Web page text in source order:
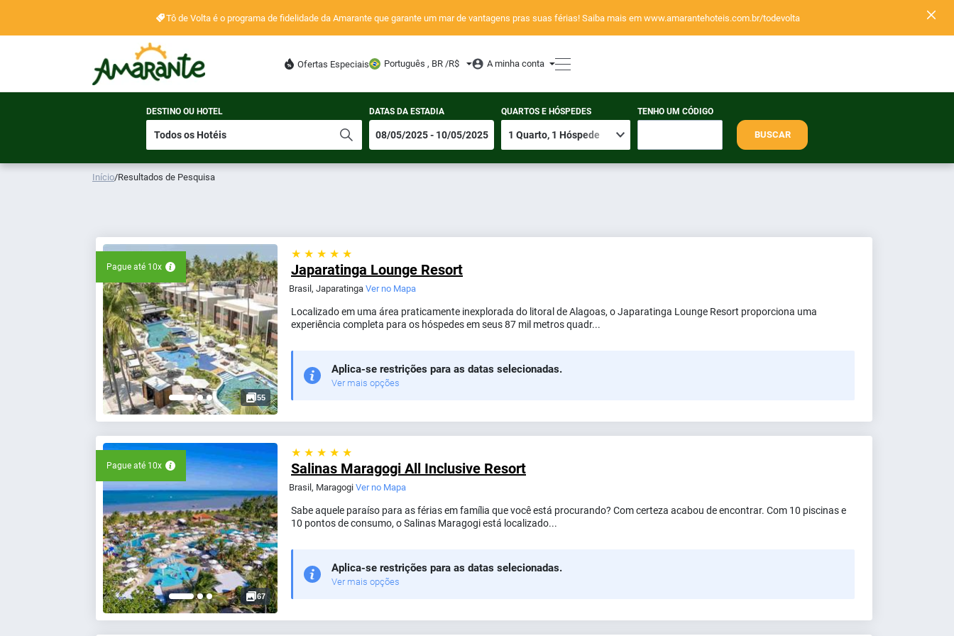
Tô de Volta é o programa de fidelidade da Amarante que garante um mar de vantagens pras suas férias! Saiba mais em www.amarantehoteis.com.br/todevolta
Ofertas Especiais Português , BR /R$ A minha conta
DESTINO OU HOTEL DATAS DA ESTADIA QUARTOS E HÓSPEDES TENHO UM CÓDIGO
BUSCAR
Início/Resultados de Pesquisa
Pague até 10x
55
★ ★ ★ ★ ★
Japaratinga Lounge Resort
Brasil, Japaratinga Ver no Mapa
Localizado em uma área praticamente inexplorada do litoral de Alagoas, o Japaratinga Lounge Resort proporciona uma
experiência completa para os hóspedes em seus 87 mil metros quadr...
Aplica-se restrições para as datas selecionadas.
Ver mais opções
Pague até 10x
67
★ ★ ★ ★ ★
Salinas Maragogi All Inclusive Resort
Brasil, Maragogi Ver no Mapa
Sabe aquele paraíso para as férias em família que você está procurando? Com certeza acabou de encontrar. Com 10 piscinas e
10 pontos de consumo, o Salinas Maragogi está localizado...
Aplica-se restrições para as datas selecionadas.
Ver mais opções